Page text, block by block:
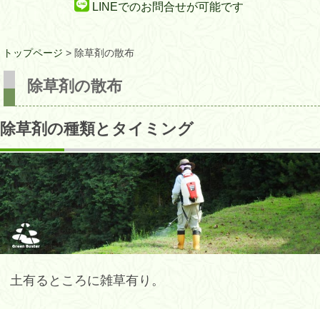
LINEでのお問合せが可能です
トップページ > 除草剤の散布
除草剤の散布
除草剤の種類とタイミング
土有るところに雑草有り。